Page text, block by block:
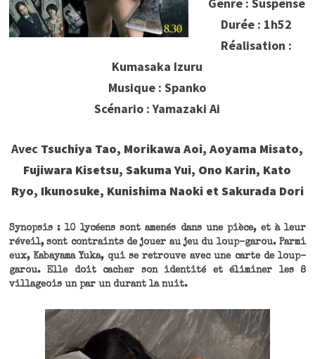
Durée : 1h52
Réalisation :
Kumasaka Izuru
Musique : Spanko
Scénario : Yamazaki Ai
Avec Tsuchiya Tao, Morikawa Aoi, Aoyama Misato,
Fujiwara Kisetsu, Sakuma Yui, Ono Karin, Kato
Ryo, Ikunosuke, Kunishima Naoki et Sakurada Dori
Synopsis : 10 lycéens sont amenés dans une pièce, et à leur
réveil, sont contraints de jouer au jeu du loup-garou. Parmi
eux, Kabayama Yuka, qui se retrouve avec une carte de loup-
garou. Elle doit cacher son identité et éliminer les 8
villageois un par un durant la nuit.